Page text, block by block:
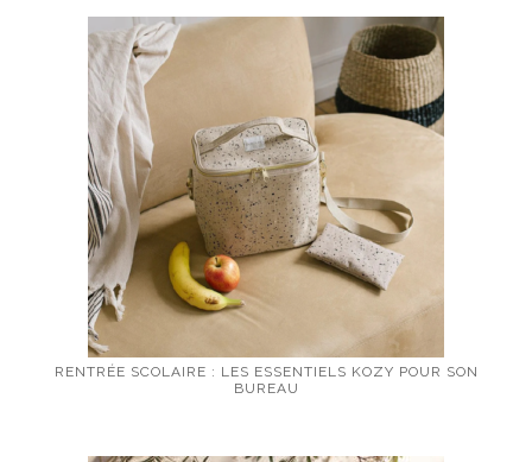
RENTRÉE SCOLAIRE : LES ESSENTIELS KOZY POUR SON
BUREAU